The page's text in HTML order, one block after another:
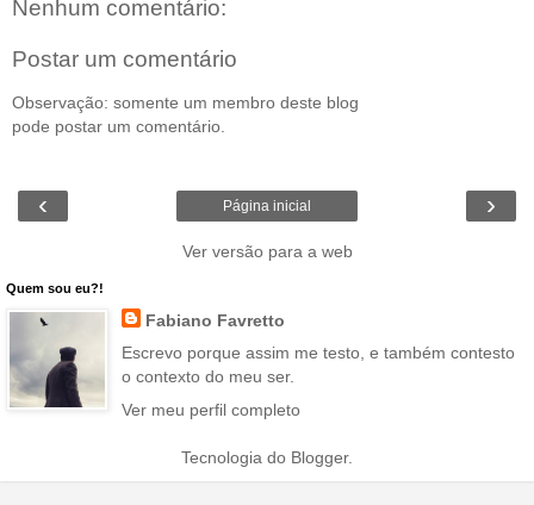
Nenhum comentário:
Postar um comentário
Observação: somente um membro deste blog
pode postar um comentário.
‹ ›
Página inicial
Ver versão para a web
Quem sou eu?!
Fabiano Favretto
Escrevo porque assim me testo, e também contesto
o contexto do meu ser.
Ver meu perfil completo
Tecnologia do Blogger.